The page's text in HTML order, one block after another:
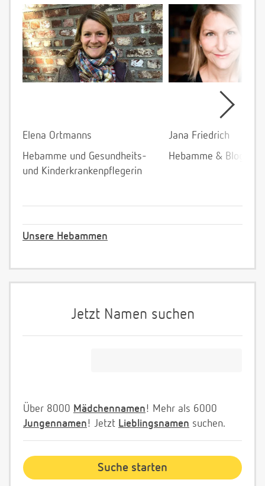
Elena Ortmanns
Hebamme und Gesundheits-
und Kinderkrankenpflegerin
Jana Friedrich
Hebamme &
Unsere Hebammen
Jetzt Namen suchen
Über 8000 Mädchennamen! Mehr als 6000
Jungennamen! Jetzt Lieblingsnamen suchen.